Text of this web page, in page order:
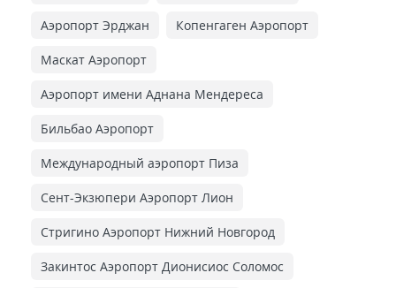
Аэропорт Эрджан Копенгаген Аэропорт
Маскат Аэропорт
Аэропорт имени Аднана Мендереса
Бильбао Аэропорт
Международный аэропорт Пиза
Сент-Экзюпери Аэропорт Лион
Стригино Аэропорт Нижний Новгород
Закинтос Аэропорт Дионисиос Соломос